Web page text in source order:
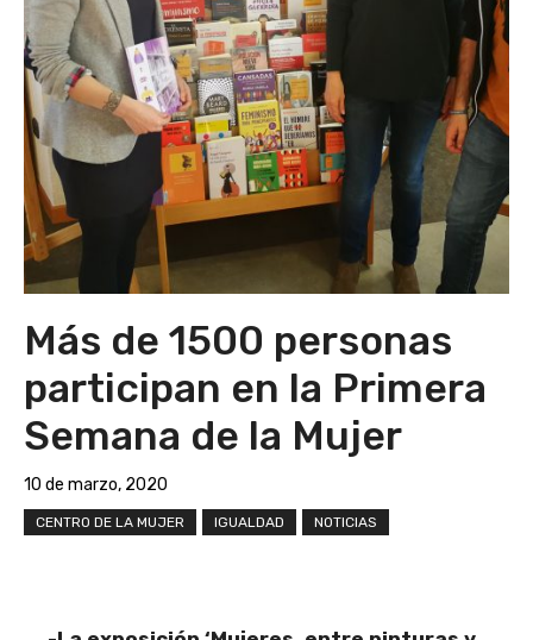
Más de 1500 personas
participan en la Primera
Semana de la Mujer
10 de marzo, 2020
CENTRO DE LA MUJER IGUALDAD NOTICIAS